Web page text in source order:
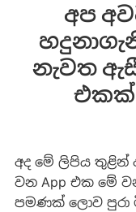
අප
නැවත
එකක්
අද මේ ලිපිය
වන App එක මේ
පමණක් ලොව පුරා